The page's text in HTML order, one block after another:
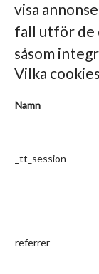
visa
fall utför de
såsom
Vilka
Namn
_tt_session
referrer